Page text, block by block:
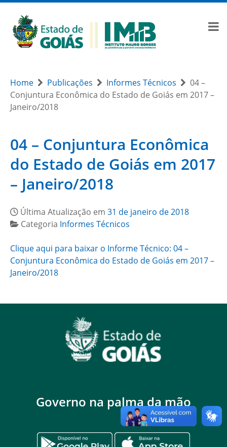
Home Publicações Informes Técnicos
04 –
Conjuntura Econômica do Estado de Goiás em 2017 –
Janeiro/2018
04 – Conjuntura Econômica
do Estado de Goiás em 2017
– Janeiro/2018
Última Atualização em 31 de janeiro de 2018
Categoria Informes Técnicos
Clique aqui para baixar o Informe Técnico: 04 –
Conjuntura Econômica do Estado de Goiás em 2017 –
Janeiro/2018
Governo na palma da mão